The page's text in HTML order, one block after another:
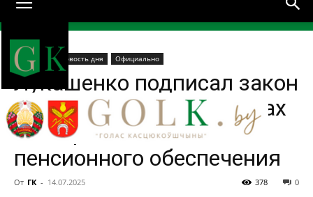
Домой
В стране Новость дня Официально
Лукашенко подписал закон
об изменениях в вопросах
соцстрахования и
пенсионного обеспечения
От ГК - 14.07.2025 0
378